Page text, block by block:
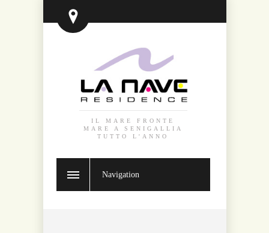
IL MARE FRONTE
MARE A SENIGALLIA
TUTTO L'ANNO
Navigation